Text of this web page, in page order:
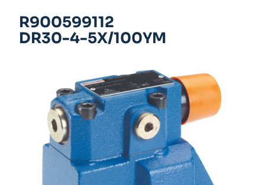
R900599112
DR30-4-5X/100YM